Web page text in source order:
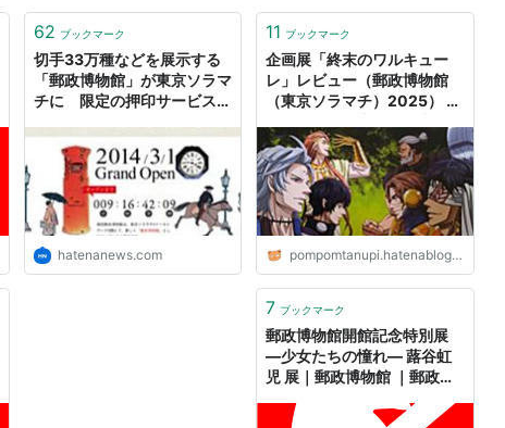
62 ブックマーク
切手33万種などを展示する
「郵政博物館」が東京ソラマ
チに 限定の押印サービスも
hatenanews.com
11 ブックマーク
企画展「終末のワルキュー
レ」レビュー（郵政博物館
（東京ソラマチ）2025） -
pompomtanupi.hatenablog.com
7 ブックマーク
郵政博物館開館記念特別展
―少女たちの憧れ― 蕗谷虹
児 展｜郵政博物館 ｜郵政博